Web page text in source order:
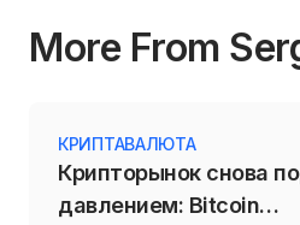
More From
КРИПТАВАЛЮТА
Крипторынок снова
давлением: Bitcoin